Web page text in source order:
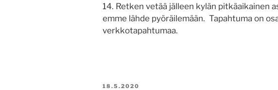
14. Retken vetää jälleen kylän pitkäaikainen
emme lähde pyöräilemään. Tapahtuma on
verkkotapahtumaa.
JULKAISTU
18.5.2020